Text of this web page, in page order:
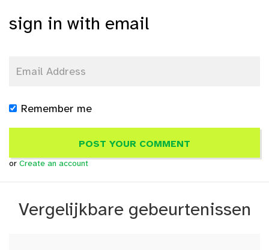
sign in with email
Remember me
or Create an account
Vergelijkbare gebeurtenissen